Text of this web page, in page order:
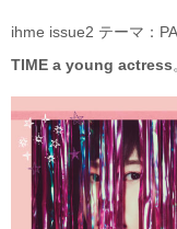
ihme issue2 テーマ：
TIME a young actress